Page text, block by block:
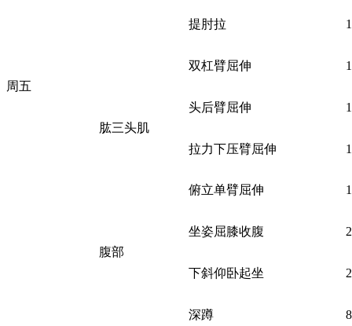
周五
提肘拉
肱三头肌
双杠臂屈伸
头后臂屈伸
拉力下压臂屈伸
俯立单臂屈伸
腹部
坐姿屈膝收腹
下斜仰卧起坐
深蹲